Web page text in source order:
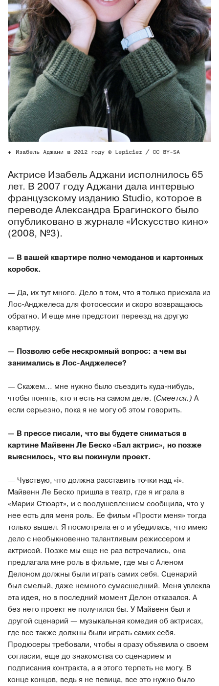
Изабель Аджани в 2012 году © Lepicier / CC BY-SA
Актрисе Изабель Аджани исполнилось 65
лет. В 2007 году Аджани дала интервью
французскому изданию Studio, которое в
переводе Александра Брагинского было
опубликовано в журнале «Искусство кино»
(2008, №3).
— В вашей квартире полно чемоданов и картонных
коробок.
— Да, их тут много. Дело в том, что я только приехала из
Лос-Анджелеса для фотосессии и скоро возвращаюсь
обратно. И еще мне предстоит переезд на другую
квартиру.
— Позволю себе нескромный вопрос: а чем вы
занимались в Лос-Анджелесе?
— Скажем... мне нужно было съездить куда-нибудь,
чтобы понять, кто я есть на самом деле. (Смеется.) А
если серьезно, пока я не могу об этом говорить.
— В прессе писали, что вы будете сниматься в
картине Майвенн Ле Беско «Бал актрис», но позже
выяснилось, что вы покинули проект.
— Чувствую, что должна расставить точки над «i».
Майвенн Ле Беско пришла в театр, где я играла в
«Марии Стюарт», и с воодушевлением сообщила, что у
нее есть для меня роль. Ее фильм «Прости меня» тогда
только вышел. Я посмотрела его и убедилась, что имею
дело с необыкновенно талантливым режиссером и
актрисой. Позже мы еще не раз встречались, она
предлагала мне роль в фильме, где мы с Аленом
Делоном должны были играть самих себя. Сценарий
был смелый, даже немного сумасшедший. Меня увлекла
эта идея, но в последний момент Делон отказался. А
без него проект не получился бы. У Майвенн был и
другой сценарий — музыкальная комедия об актрисах,
где все также должны были играть самих себя.
Продюсеры требовали, чтобы я сразу объявила о своем
согласии, еще до знакомства со сценарием и
подписания контракта, а я этого терпеть не могу. В
конце концов, ведь я не певица, все это нужно было